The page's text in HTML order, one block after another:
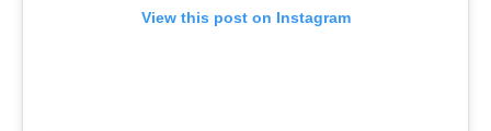
View this post on Instagram